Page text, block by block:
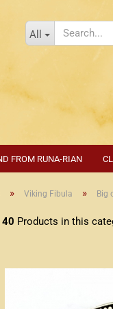
All
FROM RUNA-RIAN
» Viking Fibula » Big
40 Products in this